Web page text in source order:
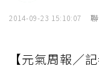
2014-09-23 15:10:07
【元氣周報／